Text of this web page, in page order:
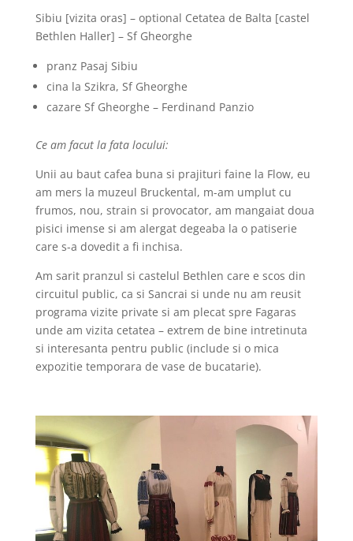
Sibiu [vizita oras] – optional Cetatea de Balta [castel
Bethlen Haller] – Sf Gheorghe
pranz Pasaj Sibiu
cina la Szikra, Sf Gheorghe
cazare Sf Gheorghe – Ferdinand Panzio
Ce am facut la fata locului:
Unii au baut cafea buna si prajituri faine la Flow, eu
am mers la muzeul Bruckental, m-am umplut cu
frumos, nou, strain si provocator, am mangaiat doua
pisici imense si am alergat degeaba la o patiserie
care s-a dovedit a fi inchisa.
Am sarit pranzul si castelul Bethlen care e scos din
circuitul public, ca si Sancrai si unde nu am reusit
programa vizite private si am plecat spre Fagaras
unde am vizita cetatea – extrem de bine intretinuta
si interesanta pentru public (include si o mica
expozitie temporara de vase de bucatarie).